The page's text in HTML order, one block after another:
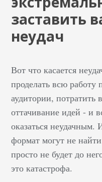
заставить
неудач
Вот что касается
проделать всю работу
аудитории, потратить
оттачивание идей - и
оказаться
формат могут не
просто не будет до
это катастрофа.